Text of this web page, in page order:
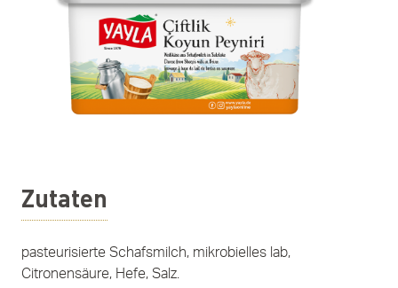
Zutaten
pasteurisierte Schafsmilch, mikrobielles lab,
Citronensäure, Hefe, Salz.